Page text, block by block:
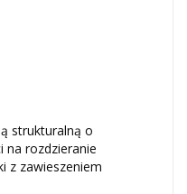
strukturalną o
na rozdzieranie
z zawieszeniem